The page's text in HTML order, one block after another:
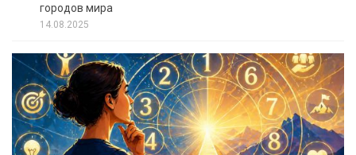
городов мира
14.08.2025